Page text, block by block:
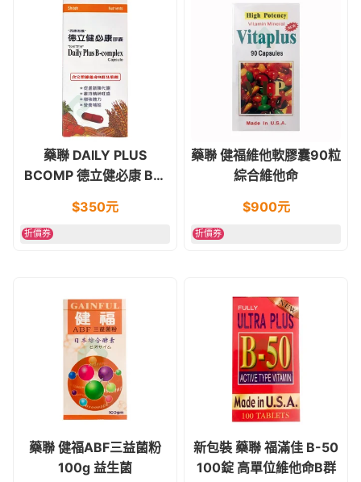
藥聯 DAILY PLUS
BCOMP 德立健必康 B群
$350元
折價券
藥聯 健福維他軟膠囊90粒
綜合維他命
$900元
折價券
藥聯 健福ABF三益菌粉
100g 益生菌
新包裝 藥聯 福滿佳 B-50
100錠 高單位維他命B群